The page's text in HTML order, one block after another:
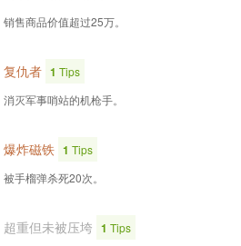
销售商品价值超过25万。
复仇者 1 Tips
消灭军事哨站的机枪手。
爆炸磁铁 1 Tips
被手榴弹杀死20次。
超重但未被压垮 1 Tips